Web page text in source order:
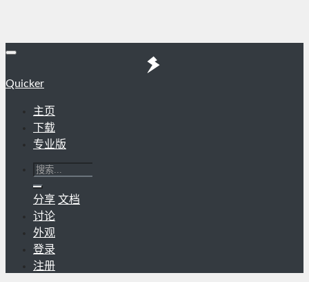
Quicker
主页
下载
专业版
分享 文档
讨论
外观
登录
注册